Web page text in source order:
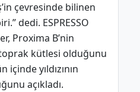
çevresinde bilinen
dedi. ESPRESSO
Proxima B’nin
kütlesi olduğunu
yıldızının
açıkladı.